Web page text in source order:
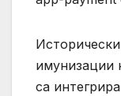
имунизации
са